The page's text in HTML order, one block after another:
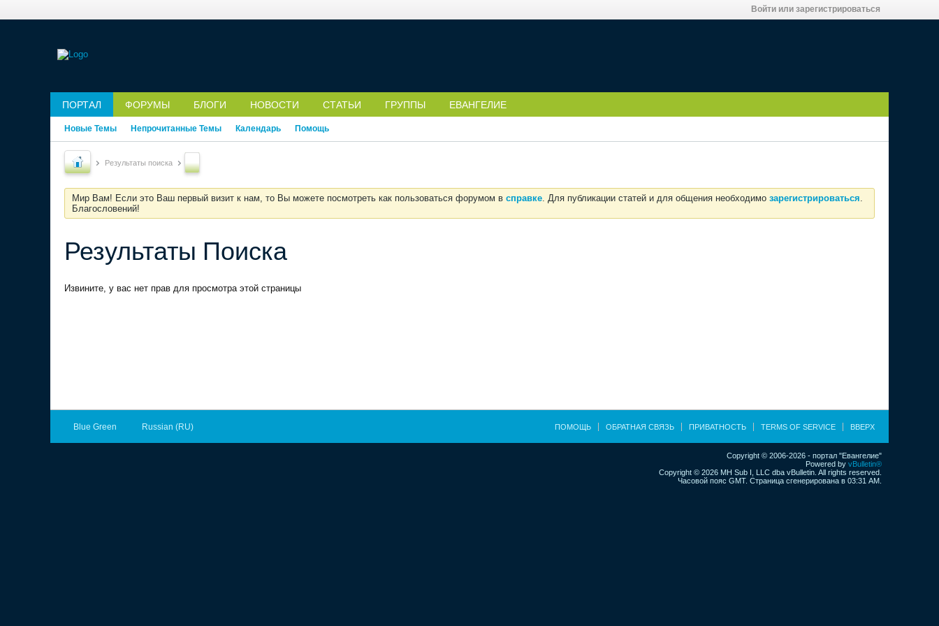
Войти или зарегистрироваться
ПОРТАЛ ФОРУМЫ БЛОГИ НОВОСТИ СТАТЬИ ГРУППЫ ЕВАНГЕЛИЕ
Новые Темы Непрочитанные Темы Календарь Помощь
Результаты поиска
Мир Вам! Если это Ваш первый визит к нам, то Вы можете посмотреть как пользоваться форумом в справке. Для публикации статей и для общения необходимо зарегистрироваться.
Благословений!
Результаты Поиска
Извините, у вас нет прав для просмотра этой страницы
Blue Green Russian (RU) ПОМОЩЬ ОБРАТНАЯ СВЯЗЬ ПРИВАТНОСТЬ TERMS OF SERVICE ВВЕРХ
Copyright © 2006-2026 - портал "Евангелие"
Powered by vBulletin®
Copyright © 2026 MH Sub I, LLC dba vBulletin. All rights reserved.
Часовой пояс GMT. Страница сгенерирована в 03:31 AM.